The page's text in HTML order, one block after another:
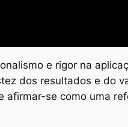
e rigor na
dos resultados e do
afirmar-se como uma